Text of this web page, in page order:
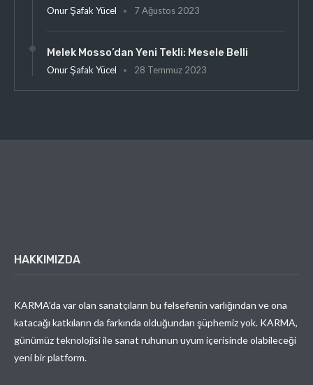
Onur Şafak Yücel 7 Ağustos 2023
Melek Mosso’dan Yeni Tekli: Mesele Belli
Onur Şafak Yücel 28 Temmuz 2023
HAKKIMIZDA
KARMA’da var olan sanatçıların bu felsefenin varlığından ve ona
katacağı katkıların da farkında olduğundan şüphemiz yok. KARMA,
günümüz teknolojisi ile sanat ruhunun uyum içerisinde olabileceği
yeni bir platform.